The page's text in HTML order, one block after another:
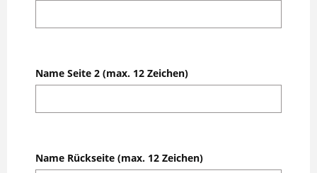
Name Seite 2 (max. 12 Zeichen)
Name Rückseite (max. 12 Zeichen)